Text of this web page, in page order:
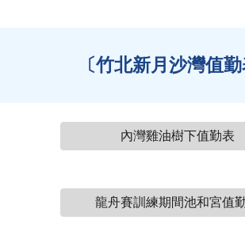
〔竹北新月沙灣值勤
內灣雞油樹下值勤表
龍舟賽訓練期間池和宮值